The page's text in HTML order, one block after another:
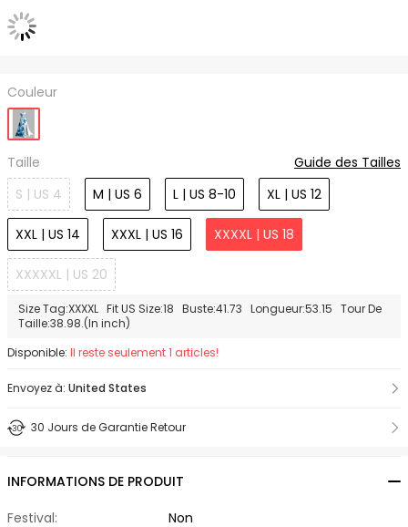
Couleur
Taille
Guide des Tailles
S | US 4
M | US 6 L | US 8-10 XL | US 12
XXL | US 14 XXXL | US 16 XXXXL | US 18
XXXXXL | US 20
Size Tag:XXXXL Fit US Size:18 Buste:41.73 Longueur:53.15 Tour De
Taille:38.98.(In inch)
Disponible: Il reste seulement 1 articles!
Envoyez à: United States
30 Jours de Garantie Retour
INFORMATIONS DE PRODUIT
Festival:
Non